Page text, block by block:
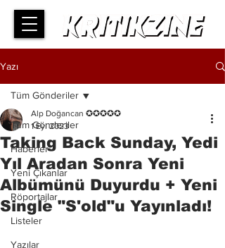
Yazı
Tüm Gönderiler
Haberler
Yeni Çıkanlar
Röportajlar
Listeler
Yazılar
Tüm Gönderiler
Taking Back Sunday, Yedi
Yıl Aradan Sonra Yeni
Albümünü Duyurdu + Yeni
Single "S'old"u Yayınladı!
Alp Doğancan ✪✪✪✪✪
1 Eyl 2023